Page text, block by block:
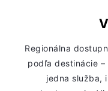
Regionálna
podľa destinácie
jedna služba,